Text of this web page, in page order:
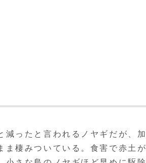
ったと言われるノヤギだが、
棲みついている。食害で赤土